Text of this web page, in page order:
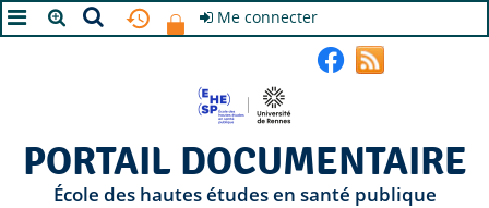
Me connecter
PORTAIL DOCUMENTAIRE
École des hautes études en santé publique